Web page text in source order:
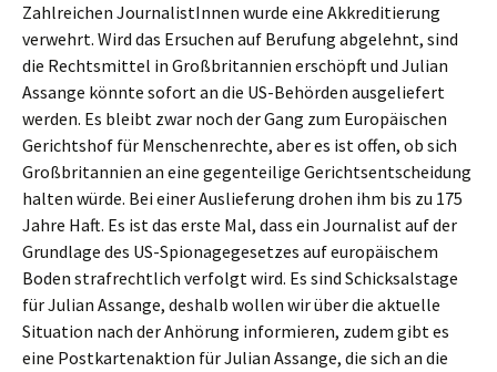
Zahlreichen JournalistInnen wurde eine Akkreditierung
verwehrt. Wird das Ersuchen auf Berufung abgelehnt, sind
die Rechtsmittel in Großbritannien erschöpft und Julian
Assange könnte sofort an die US-Behörden ausgeliefert
werden. Es bleibt zwar noch der Gang zum Europäischen
Gerichtshof für Menschenrechte, aber es ist offen, ob sich
Großbritannien an eine gegenteilige Gerichtsentscheidung
halten würde. Bei einer Auslieferung drohen ihm bis zu 175
Jahre Haft. Es ist das erste Mal, dass ein Journalist auf der
Grundlage des US-Spionagegesetzes auf europäischem
Boden strafrechtlich verfolgt wird. Es sind Schicksalstage
für Julian Assange, deshalb wollen wir über die aktuelle
Situation nach der Anhörung informieren, zudem gibt es
eine Postkartenaktion für Julian Assange, die sich an die